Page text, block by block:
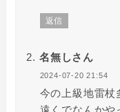
返信
名無しさん
2024-07-20 21:54
今の上級地雷杖